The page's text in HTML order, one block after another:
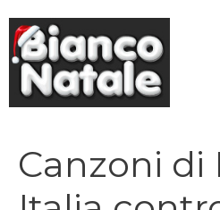
contenuto
Canzoni di